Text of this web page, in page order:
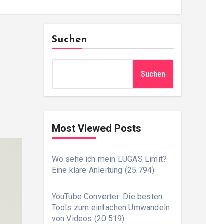
Suchen
Suchen
Most Viewed Posts
Wo sehe ich mein LUGAS Limit?
Eine klare Anleitung (25.794)
YouTube Converter: Die besten
Tools zum einfachen Umwandeln
von Videos (20.519)